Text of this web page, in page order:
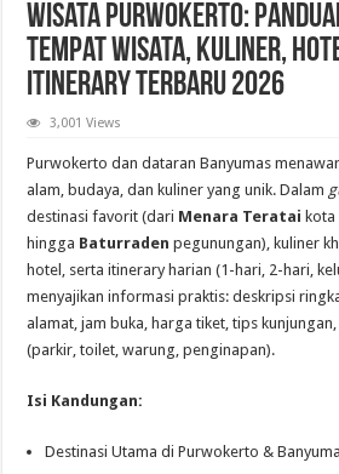
Wisata Purwokerto:
Tempat Wisata, Kuliner,
Itinerary Terbaru 2026
3,001 Views
Purwokerto dan dataran Banyumas
alam, budaya, dan kuliner yang unik. Dalam
destinasi favorit (dari Menara Teratai kota
hingga Baturraden pegunungan), kuliner
hotel, serta itinerary harian (1-hari, 2-hari,
menyajikan informasi praktis: deskripsi
alamat, jam buka, harga tiket, tips
(parkir, toilet, warung, penginapan).
Isi Kandungan:
Destinasi Utama di Purwokerto &